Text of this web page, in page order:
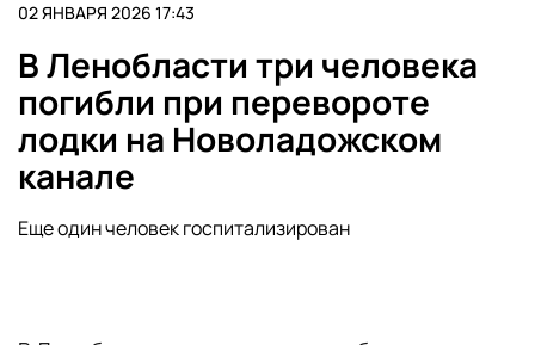
02 ЯНВАРЯ 2026 17:43
В Ленобласти три человека
погибли при перевороте
лодки на Новоладожском
канале
Еще один человек госпитализирован